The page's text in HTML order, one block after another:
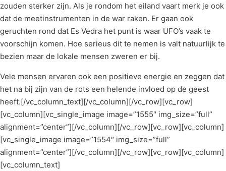
zouden sterker zijn. Als je rondom het eiland vaart merk je ook
dat de meetinstrumenten in de war raken. Er gaan ook
geruchten rond dat Es Vedra het punt is waar UFO’s vaak te
voorschijn komen. Hoe serieus dit te nemen is valt natuurlijk te
bezien maar de lokale mensen zweren er bij.
Vele mensen ervaren ook een positieve energie en zeggen dat
het na bij zijn van de rots een helende invloed op de geest
heeft.[/vc_column_text][/vc_column][/vc_row][vc_row]
[vc_column][vc_single_image image=”1555″ img_size=”full”
alignment=”center”][/vc_column][/vc_row][vc_row][vc_column]
[vc_single_image image=”1554″ img_size=”full”
alignment=”center”][/vc_column][/vc_row][vc_row][vc_column]
[vc_column_text]